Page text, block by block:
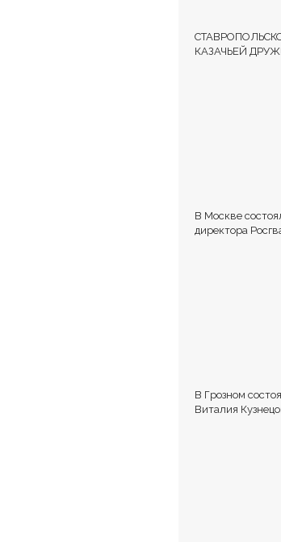
КАЗАЧЬЕЙ
В Москве
директора
В Грозном
Виталия